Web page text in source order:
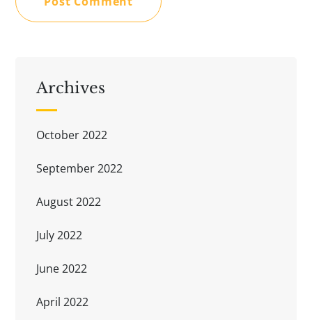
Archives
October 2022
September 2022
August 2022
July 2022
June 2022
April 2022